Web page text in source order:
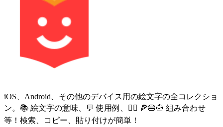
iOS、Android、その他のデバイス用の絵文字の全コレクショ
ン。📚 絵文字の意味、💬 使用例、🙅‍♀️ 🍕🍔🍟 組み合わせ
等！検索、コピー、貼り付けが簡単！